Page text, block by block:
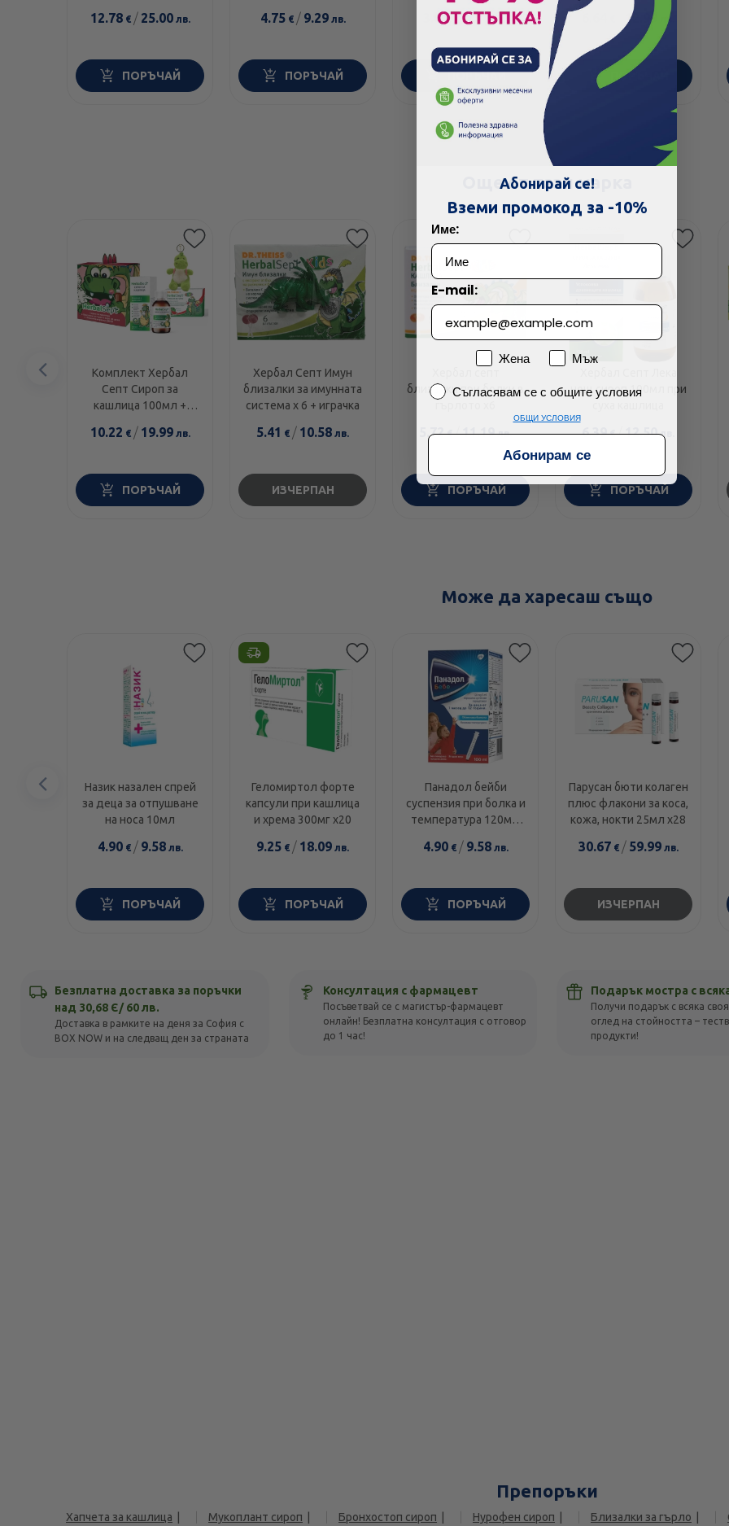
12.78€ / 25.00лв.
ПОРЪЧАЙ
4.75€ / 9.29лв.
ПОРЪЧАЙ
3.63€ /7.10лв.
ПОРЪЧАЙ
12.99 лв.
ПОРЪЧАЙ
Още от тази марка
Комплект Хербал
Септ Сироп за
кашлица 100мл +
Диня 6 броя
10.22 € / 19.99лв.
ПОРЪЧАЙ
Хербал Септ Имун
близалки за имунната
система х 6 + играчка
5.41 € / 10.58 лв.
ИЗЧЕРПАН
близалки при болки в
5.72€ /11.19лв.
ПОРЪЧАЙ
нощ сироп 100мл при
6.39€ /12.50лв.
ПОРЪЧАЙ
Предишен
елемент
Може да харесаш също
Назик назален спрей
за деца за отпушване
на носа 10мл
4.90€ / 9.58лв.
ПОРЪЧАЙ
Геломиртол форте
капсули при кашлица
и хрема 300мг х20
9.25 € / 18.09 лв.
ПОРЪЧАЙ
Панадол бейби
суспензия при болка и
температура 120мг/
4.90€ / 9.58лв.
ПОРЪЧАЙ
Парусан бюти колаген
плюс флакони за коса,
кожа, нокти 25мл х28
30.67€ / 59.99лв.
ИЗЧЕРПАН
Предишен
елемент
Безплатна доставка за поръчки
над 30,68 Є/ 60 лв.
Доставка в рамките на деня за София с
BOX NOW и на следващ ден за страната
Консултация с фармацевт
Посъветвай се с магистър-фармацевт
онлайн! Безплатна консултация с отговор
до 1 час!
Подарък мостра с
Получи подарък с всяка
оглед на стойността –
продукти!
Препоръки
Хапчета за кашлица Мукоплант сироп Бронхостоп сироп Нурофен сироп Близалки за гърло
Абонирай се!
Вземи промокод за -10%
Име:
E-mail:
ПолЖена
Мъж
Съгласявам се с общите условия
Съгласявам се с общите условия
ОБЩИ УСЛОВИЯ
Абонирам се